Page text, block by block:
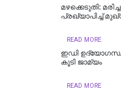
മഴക്കെടുതി:
പ്രഖ്യാപിച്ച്
READ MORE
ഇഡി
കൂടി ജാമ്യം
READ MORE